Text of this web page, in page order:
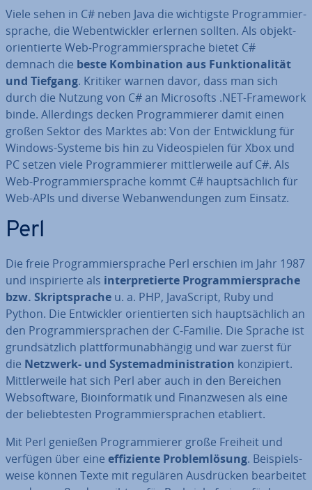
Viele sehen in C# neben Java die wich­tigs­te Pro­gram­mier­
spra­che, die Web­ent­wick­ler erlernen sollten. Als ob­jekt­
ori­en­tier­te Web-Pro­gram­mier­spra­che bietet C#
demnach die beste Kom­bi­na­ti­on aus Funk­tio­na­li­tät
und Tiefgang. Kritiker warnen davor, dass man sich
durch die Nutzung von C# an Mi­cro­softs .NET-Framework
binde. Al­ler­dings decken Pro­gram­mie­rer damit einen
großen Sektor des Marktes ab: Von der Ent­wick­lung für
Windows-Systeme bis hin zu Vi­deo­spie­len für Xbox und
PC setzen viele Pro­gram­mie­rer mitt­ler­wei­le auf C#. Als
Web-Pro­gram­mier­spra­che kommt C# haupt­säch­lich für
Web-APIs und diverse Web­an­wen­dun­gen zum Einsatz.
Perl
Die freie Pro­gram­mier­spra­che Perl erschien im Jahr 1987
und in­spi­rier­te als in­ter­pre­tier­te Pro­gram­mier­spra­che
bzw. Skript­spra­che u. a. PHP, Ja­va­Script, Ruby und
Python. Die Ent­wick­ler ori­en­tier­ten sich haupt­säch­lich an
den Pro­gram­mier­spra­chen der C-Familie. Die Sprache ist
grund­sätz­lich platt­form­un­ab­hän­gig und war zuerst für
die Netzwerk- und Sys­tem­ad­mi­nis­tra­ti­on kon­zi­piert.
Mitt­ler­wei­le hat sich Perl aber auch in den Bereichen
Web­soft­ware, Bio­in­for­ma­tik und Fi­nanz­we­sen als eine
der be­lieb­tes­ten Pro­gram­mier­spra­chen etabliert.
Mit Perl genießen Pro­gram­mie­rer große Freiheit und
verfügen über eine ef­fi­zi­en­te Pro­blem­lö­sung. Bei­spiels­
wei­se können Texte mit regulären Aus­drü­cken be­ar­bei­tet